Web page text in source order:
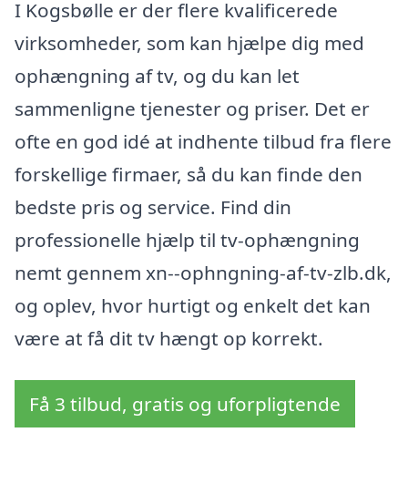
I Kogsbølle er der flere kvalificerede
virksomheder, som kan hjælpe dig med
ophængning af tv, og du kan let
sammenligne tjenester og priser. Det er
ofte en god idé at indhente tilbud fra flere
forskellige firmaer, så du kan finde den
bedste pris og service. Find din
professionelle hjælp til tv-ophængning
nemt gennem xn--ophngning-af-tv-zlb.dk,
og oplev, hvor hurtigt og enkelt det kan
være at få dit tv hængt op korrekt.
Få 3 tilbud, gratis og uforpligtende